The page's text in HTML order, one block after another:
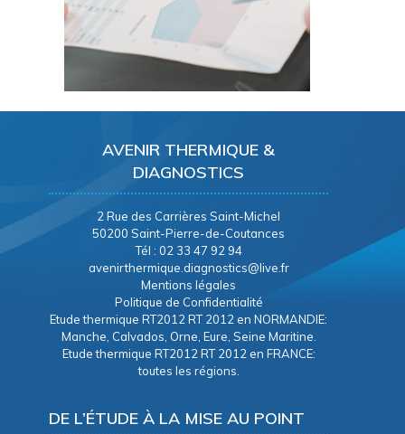
AVENIR THERMIQUE &
DIAGNOSTICS
2 Rue des Carrières Saint-Michel
50200 Saint-Pierre-de-Coutances
Tél : 02 33 47 92 94
avenirthermique.diagnostics@live.fr
Mentions légales
Politique de Confidentialité
Etude thermique RT2012 RT 2012 en NORMANDIE:
Manche, Calvados, Orne, Eure, Seine Maritine.
Etude thermique RT2012 RT 2012 en FRANCE:
toutes les régions.
DE L’ÉTUDE À LA MISE AU POINT